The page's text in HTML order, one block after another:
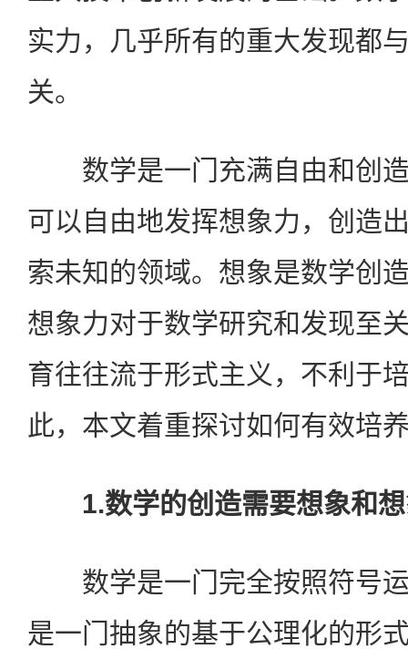
实力，几乎所有的重大发现都
关。
数学是一门充满自由和创造
可以自由地发挥想象力，创造
索未知的领域。想象是数学创
想象力对于数学研究和发现至
育往往流于形式主义，不利于
此，本文着重探讨如何有效培
1.数学的创造需要想象和
数学是一门完全按照符号运
是一门抽象的基于公理化的形